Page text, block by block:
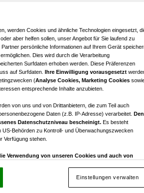
werden Cookies und ähnliche Technologien eingesetzt,
aber helfen sollen, unser Angebot für Sie laufend zu
Partner persönliche Informationen auf Ihrem Gerät
Dies wird durch die Verarbeitung
Surfdaten erhoben werden. Diese Präferenzen
auf Surfdaten. Ihre Einwilligung vorausgesetzt
(Analyse Cookies, Marketing Cookies
entsprechende Inhalte anzubieten.
von uns und von Drittanbietern, die zum Teil auch
Daten (z.B. IP-Adresse) verarbeitet. Den
Datenschutzniveau bescheinigt. Es besteht
Behörden zu Kontroll- und Überwachungszwecken
Verfügung stehen.
Verwendung von unseren Cookies und auch von
Einstellungen verwalten